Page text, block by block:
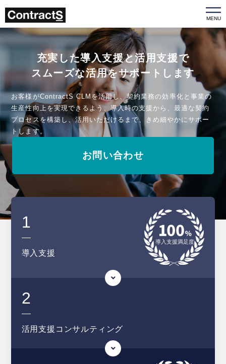
MENU
充実した導入支援と活用支援で
スムーズな活用をサポートします
お客様がContractS CLMを活用し、契約業務の効率化と事業の
生産性向上を実現できるよう、導入時の支援から、最適な契約
プロセスを構築し、活用いただけるまで、きめ細やかにサポー
トします。
お問い合わせ
1
導入支援
2
活用支援 コンサルティング